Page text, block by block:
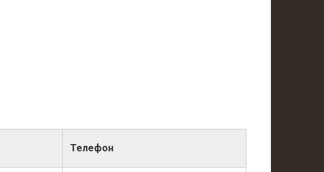
Телефон